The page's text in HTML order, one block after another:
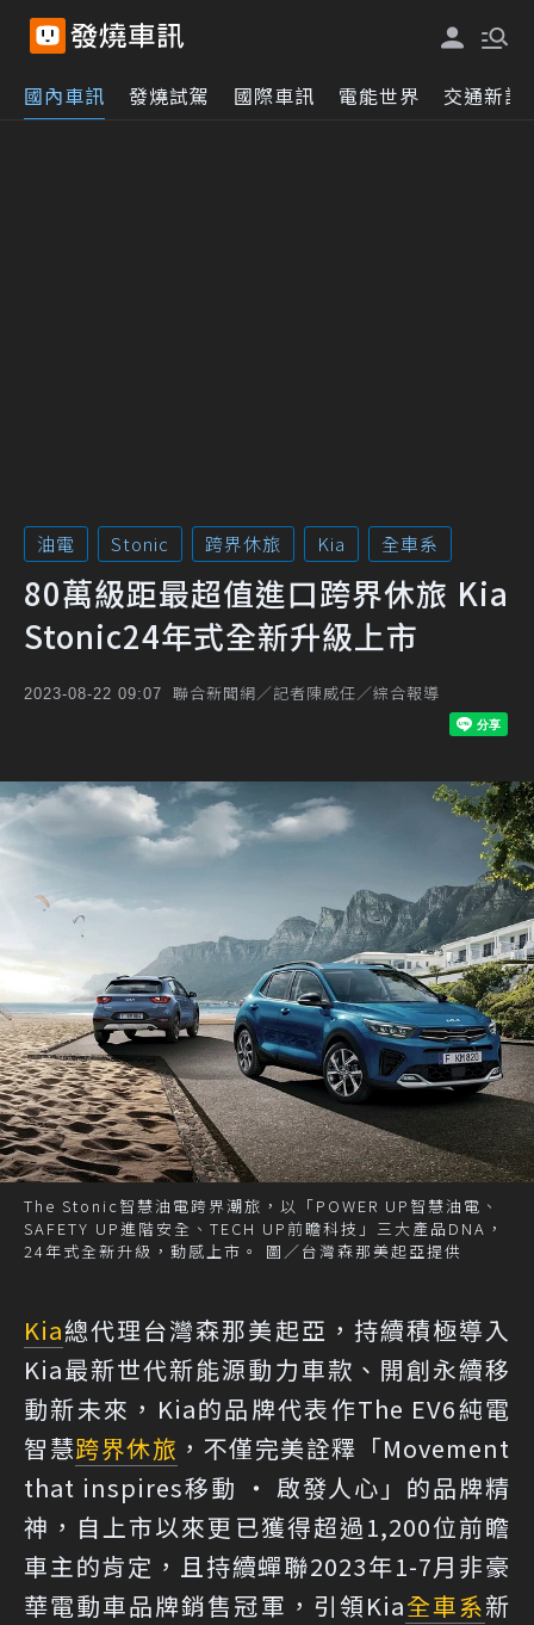
國內車訊 發燒試駕 國際車訊 電能世界 交通新訊
油電 Stonic 跨界休旅 Kia 全車系
80萬級距最超值進口跨界休旅 Kia
Stonic24年式全新升級上市
2023-08-22 09:07 聯合新聞網／記者陳威任／綜合報導
The Stonic智慧油電跨界潮旅，以「POWER UP智慧油電、
SAFETY UP進階安全、TECH UP前瞻科技」三大產品DNA，
24年式全新升級，動感上市。 圖／台灣森那美起亞提供
Kia總代理台灣森那美起亞，持續積極導入
Kia最新世代新能源動力車款、開創永續移
動新未來，Kia的品牌代表作The EV6純電
智慧跨界休旅 ，不僅完美詮釋「Movement
that inspires移動 ‧ 啟發人心」的品牌精
神，自上市以來更已獲得超過1,200位前瞻
車主的肯定，且持續蟬聯2023年1-7月非豪
華電動車品牌銷售冠軍，引領Kia全車系新